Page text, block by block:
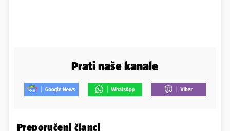
Prati naše kanale
Preporučeni članci